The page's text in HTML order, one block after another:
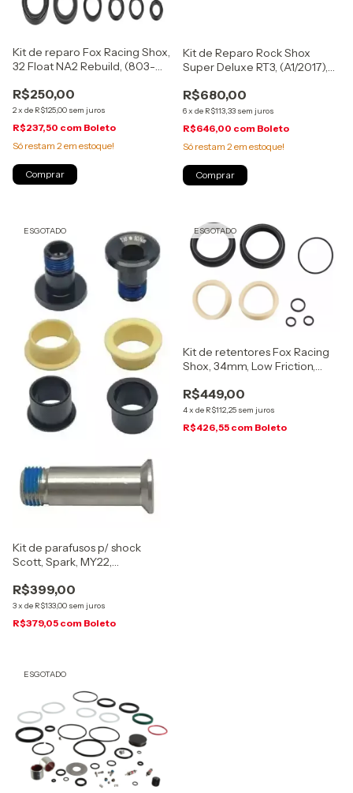
Kit de reparo Fox Racing Shox,
32 Float NA2 Rebuild, (803-
R$250,00
2x de R$125,00 sem juros
R$237,50 com Boleto
Só restam 2 em estoque!
Kit de Reparo Rock Shox
Super Deluxe RT3, (A1/2017),
Ano (00.4315.032.617)
R$680,00
6x de R$113,33 sem juros
R$646,00 com Boleto
Só restam 2em estoque!
ESGOTADO
Kit de parafusos p/ shock
Scott, Spark, MY22,
R$399,00
3x de R$133,00 sem juros
R$379,05 com Boleto
ESGOTADO
Kit de retentores Fox Racing
Shox, 34mm, Low Friction,
R$449,00
4x de R$112,25 sem juros
R$426,55 com Boleto
ESGOTADO